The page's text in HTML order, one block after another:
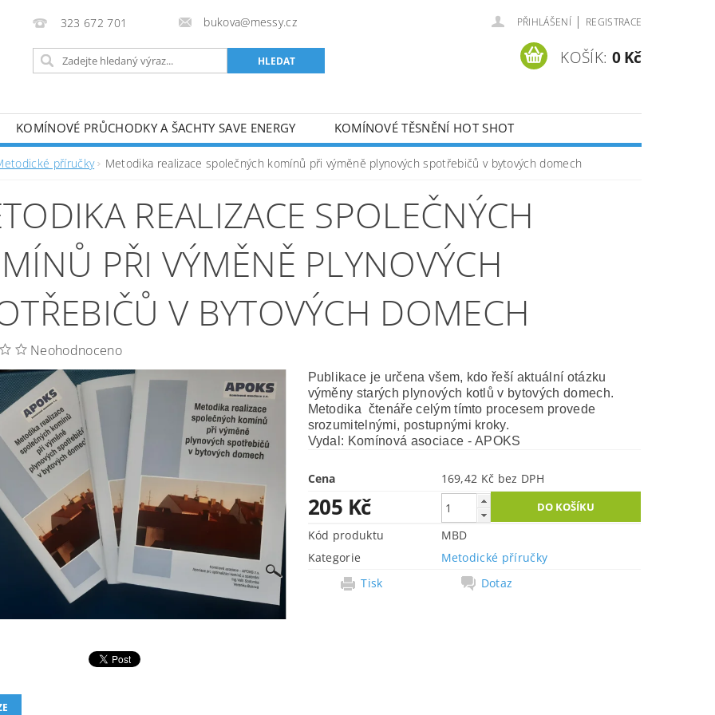
323 672 701 bukova@messy.cz PŘIHLÁŠENÍ | REGISTRACE
KOŠÍK: 0 Kč
KOMÍNOVÉ PRŮCHODKY A ŠACHTY SAVE ENERGY
KOMÍNOVÉ TĚSNĚNÍ HOT SHOT
METODICKÉ PŘÍRUČKY OBCHODNÍ PODMÍNKY
KONTAKTY
příručky Metodika realizace společných komínů při výměně plynových spotřebičů v bytových domech
REALIZACE SPOLEČNÝCH
PŘI VÝMĚNĚ PLYNOVÝCH
V BYTOVÝCH DOMECH
Neohodnoceno
Publikace je určena všem, kdo řeší aktuální otázku
výměny starých plynových kotlů v bytových domech.
Metodika čtenáře celým tímto procesem provede
srozumitelnými, postupnými kroky.
Vydal: Komínová asociace - APOKS
Cena 169,42 Kč bez DPH
205 Kč
Kód produktu
MBD
Kategorie
Metodické příručky
Tisk
Dotaz